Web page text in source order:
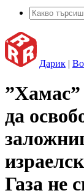
Дарик |
да
Газа не